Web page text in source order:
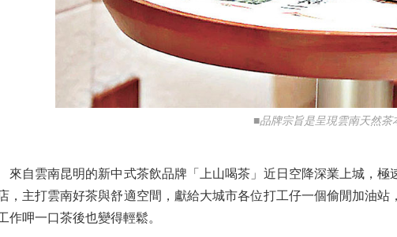
■品牌宗旨是呈現雲南天然茶
自雲南昆明的新中式茶飲品牌「上山喝茶」近日空降深業上城，極
，主打雲南好茶與舒適空間，獻給大城市各位打工仔一個偷閒加油
作呷一口茶後也變得輕鬆。